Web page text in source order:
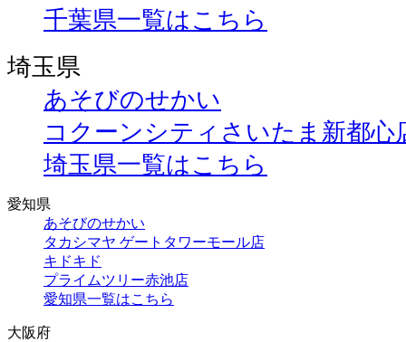
千葉県一覧はこちら
埼玉県
あそびのせかい
コクーンシティさいたま新都心
埼玉県一覧はこちら
愛知県
あそびのせかい
タカシマヤ ゲートタワーモール店
キドキド
プライムツリー赤池店
愛知県一覧はこちら
大阪府